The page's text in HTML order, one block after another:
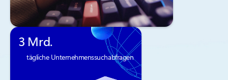
3 Mrd.
tägliche Unternehmenssuchabfragen